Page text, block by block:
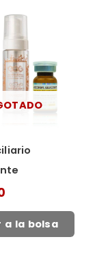
a la bolsa